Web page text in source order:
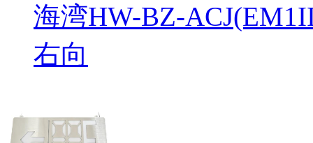
海湾HW-BZ-
右向